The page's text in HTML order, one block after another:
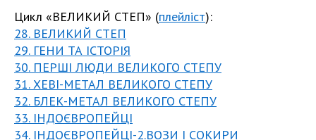
Цикл «ВЕЛИКИЙ СТЕП» (плейліст):
28. ВЕЛИКИЙ СТЕП
29. ГЕНИ ТА ІСТОРІЯ
30. ПЕРШІ ЛЮДИ ВЕЛИКОГО СТЕПУ
31. ХЕВІ-МЕТАЛ ВЕЛИКОГО СТЕПУ
32. БЛЕК-МЕТАЛ ВЕЛИКОГО СТЕПУ
33. ІНДОЄВРОПЕЙЦІ
34. ІНДОЄВРОПЕЙЦІ-2.ВОЗИ І СОКИРИ